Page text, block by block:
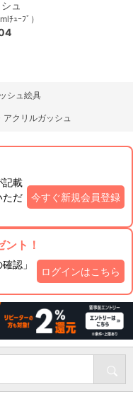
ュ
ﾁｭｰﾌﾞ）
シュ絵具
クリルガッシュ
記載
ただ
今すぐ新規会員登録
ト！
認」
ログインはこちら